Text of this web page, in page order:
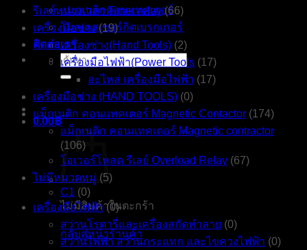
แมกเนติกคอนแทคเตอร์
โมลเคสเซอร์กิตเบรกเกอร์
ติดต่อเรา
ค้นหา:
0.00฿
ไม่มีสินค้าในตะกร้า
กลับสู่หน้าร้านค้า
รีเลย์หน่วงเวลา Timer relay (66)
เครื่องมือช่าง (19)
เครื่องช่าง(Hand Tools) (2)
เครื่องมือไฟฟ้า(Power Tools (17)
อะไหล่ เครื่องมือไฟฟ้า (17)
เครื่องมือช่าง (HAND TOOLS) (0)
แม็กเนติก คอนแทคเตอร์ Magnetic Contactor (174)
แม็กเนติก คอนแทคเตอร์ Magnetic contractor
(106)
โอเวอร์โหลด รีเลย์ Overload Relay (67)
ไม่มีหมวดหมู่ (5)
C1 (0)
เครื่องมือไฟฟ้า (0)
สว่านโรตารี่และเครื่องสกัดทำลาย (0)
สว่านไฟฟ้า สว่านกระแทก และไขควงไฟฟ้า (0)